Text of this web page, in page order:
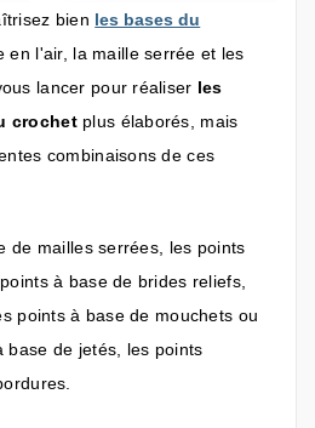
bien les bases du
en l'air, la maille serrée et les
lancer pour réaliser les
crochet plus élaborés, mais
combinaisons de ces
de mailles serrées, les points
à base de brides reliefs,
points à base de mouchets ou
base de jetés, les points